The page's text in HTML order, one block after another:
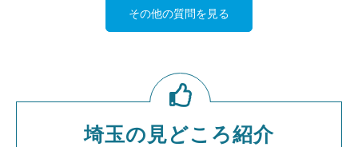
その他の質問を見る
埼玉の見どころ紹介